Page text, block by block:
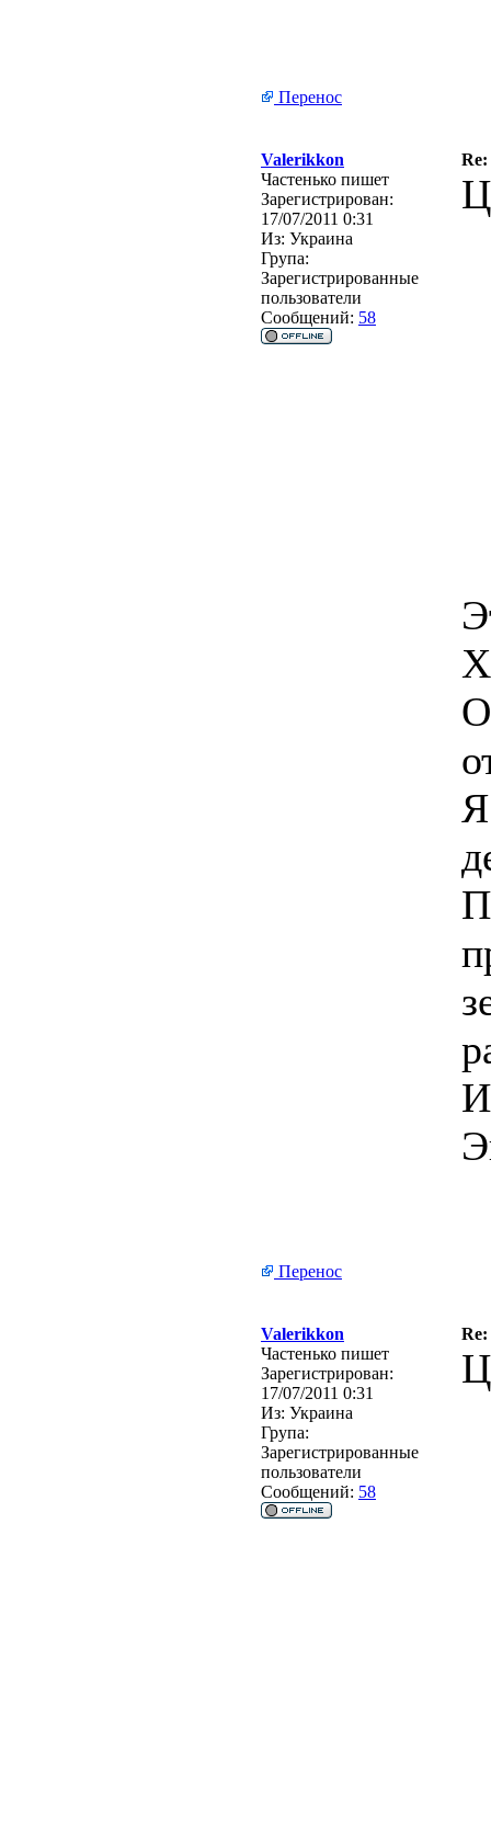
Перенос
Valerikkon
Re:
Частенько пишет
Зарегистрирован:
17/07/2011 0:31
Из: Украина
Група:
Зарегистрированные
пользователи
Сообщений: 58
Перенос
Valerikkon
Re:
Частенько пишет
Зарегистрирован:
17/07/2011 0:31
Из: Украина
Група:
Зарегистрированные
пользователи
Сообщений: 58